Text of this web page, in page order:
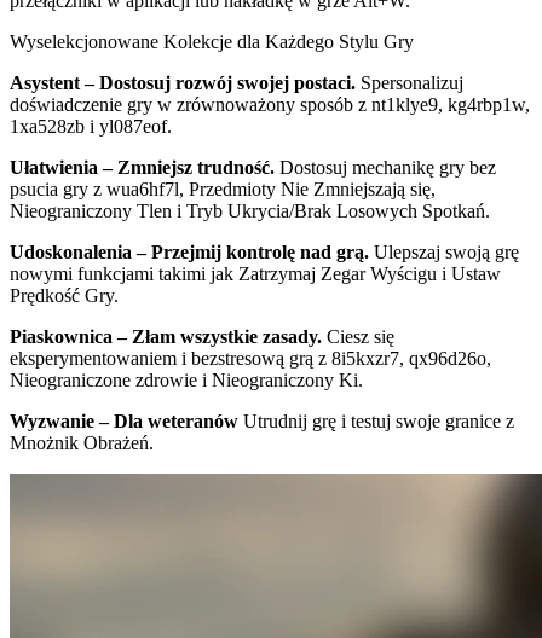
Wyselekcjonowane Kolekcje dla Każdego Stylu Gry
Asystent – Dostosuj rozwój swojej postaci. Spersonalizuj
doświadczenie gry w zrównoważony sposób z nt1klye9, kg4rbp1w,
1xa528zb i yl087eof.
Ułatwienia – Zmniejsz trudność. Dostosuj mechanikę gry bez
psucia gry z wua6hf7l, Przedmioty Nie Zmniejszają się,
Nieograniczony Tlen i Tryb Ukrycia/Brak Losowych Spotkań.
Udoskonalenia – Przejmij kontrolę nad grą. Ulepszaj swoją grę
nowymi funkcjami takimi jak Zatrzymaj Zegar Wyścigu i Ustaw
Prędkość Gry.
Piaskownica – Złam wszystkie zasady. Ciesz się
eksperymentowaniem i bezstresową grą z 8i5kxzr7, qx96d26o,
Nieograniczone zdrowie i Nieograniczony Ki.
Wyzwanie – Dla weteranów Utrudnij grę i testuj swoje granice z
Mnożnik Obrażeń.